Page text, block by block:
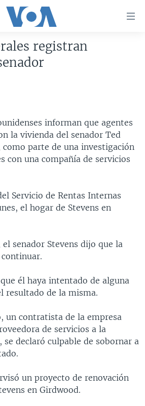
RUSIA
LATINA
CULTURA
DÍA
registran
informan que agentes
la vivienda del senador Ted
como parte de una investigación
con una compañía de servicios
Servicio de Rentas Internas
el hogar de Stevens en
senador Stevens dijo que la
él haya intentado de alguna
resultado de la misma.
un contratista de la empresa
de servicios a la
declaró culpable de sobornar a
un proyecto de renovación
en Girdwood.